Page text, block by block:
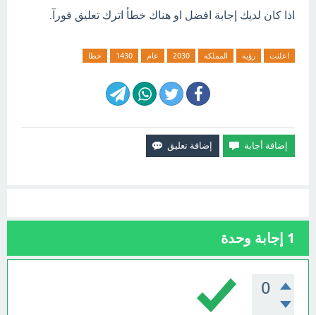
اذا كان لديك إجابة افضل او هناك خطأ اترك تعليق فورآ.
اعلنت رؤيه المملكه 2030 عام 1430 خطا
1 إجابة وحدة
0